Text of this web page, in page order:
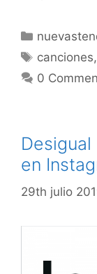
Categorías
Etiquetas
canciones,
0
en
29th julio